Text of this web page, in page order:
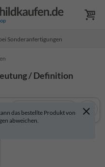
Sonderanfertigungen
/ Definition
das bestellte Produkt von
abweichen.
In 3D anzeigen